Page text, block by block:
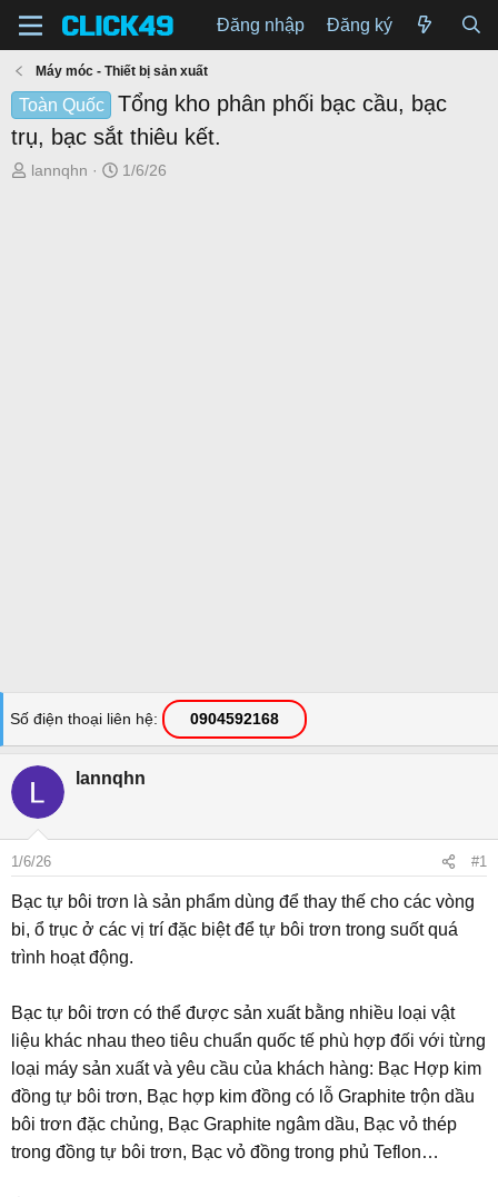
Đăng nhập Đăng ký
Máy móc - Thiết bị sản xuất
Toàn Quốc
Tổng kho phân phối bạc cầu, bạc
trụ, bạc sắt thiêu kết.
T
lannqhn
N
1/6/26
Số điện thoại liên hệ 0904592168
lannqhn
1/6/26 #1
Bạc tự bôi trơn là sản phẩm dùng để thay thế cho các vòng
bi, ổ trục ở các vị trí đặc biệt để tự bôi trơn trong suốt quá
trình hoạt động.
Bạc tự bôi trơn có thể được sản xuất bằng nhiều loại vật
liệu khác nhau theo tiêu chuẩn quốc tế phù hợp đối với từng
loại máy sản xuất và yêu cầu của khách hàng: Bạc Hợp kim
đồng tự bôi trơn, Bạc hợp kim đồng có lỗ Graphite trộn dầu
bôi trơn đặc chủng, Bạc Graphite ngâm dầu, Bạc vỏ thép
trong đồng tự bôi trơn, Bạc vỏ đồng trong phủ Teflon…